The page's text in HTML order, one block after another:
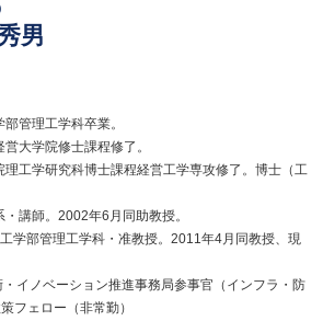
男
管理工学科卒業。
大学院修士課程修了。
工学研究科博士課程経営工学専攻修了。博士（工
講師。2002年6月同助教授。
学部管理工学科・准教授。2011年4月同教授、現
イノベーション推進事務局参事官（インフラ・防
フェロー（非常勤）